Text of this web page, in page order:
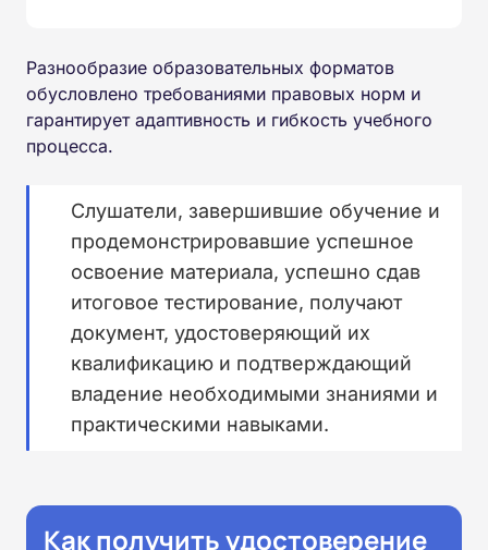
Разнообразие образовательных форматов
обусловлено требованиями правовых норм и
гарантирует адаптивность и гибкость учебного
процесса.
Слушатели, завершившие обучение и
продемонстрировавшие успешное
освоение материала, успешно сдав
итоговое тестирование, получают
документ, удостоверяющий их
квалификацию и подтверждающий
владение необходимыми знаниями и
практическими навыками.
Как получить удостоверение